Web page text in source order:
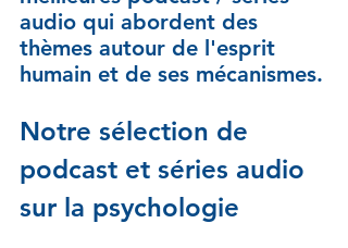
audio qui abordent des
thèmes autour de l'esprit
humain et de ses mécanismes.
Notre sélection de
podcast et séries audio
sur la psychologie